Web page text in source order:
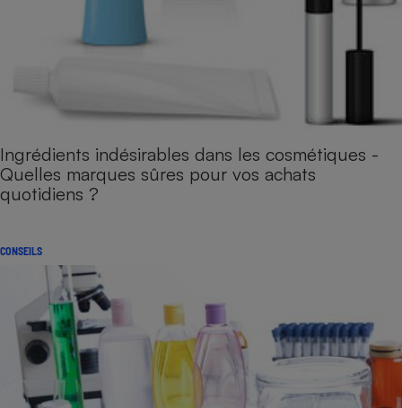
Ingrédients indésirables dans les cosmétiques -
Quelles marques sûres pour vos achats
quotidiens ?
CONSEILS